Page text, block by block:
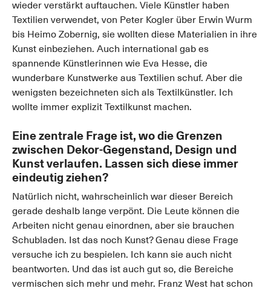
wieder verstärkt auftauchen. Viele Künstler haben
Textilien verwendet, von Peter Kogler über Erwin Wurm
bis Heimo Zobernig, sie wollten diese Materialien in ihre
Kunst einbeziehen. Auch international gab es
spannende Künstlerinnen wie Eva Hesse, die
wunderbare Kunstwerke aus Textilien schuf. Aber die
wenigsten bezeichneten sich als Textilkünstler. Ich
wollte immer explizit Textilkunst machen.
Eine zentrale Frage ist, wo die Grenzen
zwischen Dekor-Gegenstand, Design und
Kunst verlaufen. Lassen sich diese immer
eindeutig ziehen?
Natürlich nicht, wahrscheinlich war dieser Bereich
gerade deshalb lange verpönt. Die Leute können die
Arbeiten nicht genau einordnen, aber sie brauchen
Schubladen. Ist das noch Kunst? Genau diese Frage
versuche ich zu bespielen. Ich kann sie auch nicht
beantworten. Und das ist auch gut so, die Bereiche
vermischen sich mehr und mehr. Franz West hat schon